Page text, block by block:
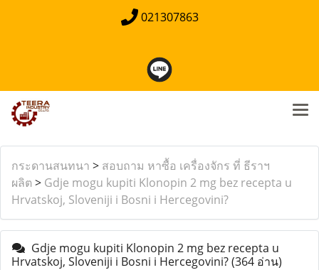
021307863
กระดานสนทนา > สอบถาม หาซื้อ เครื่องจักร ที่ ธีราฯ
ผลิต > Gdje mogu kupiti Klonopin 2 mg bez recepta u
Hrvatskoj, Sloveniji i Bosni i Hercegovini?
Gdje mogu kupiti Klonopin 2 mg bez recepta u
Hrvatskoj, Sloveniji i Bosni i Hercegovini?(364 อ่าน)